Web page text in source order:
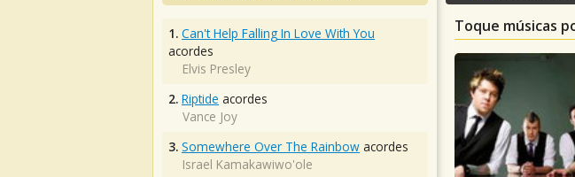
Toque músicas
1. Can't Help Falling In Love With You
acordes
Elvis Presley
2. Riptide acordes
Vance Joy
3. Somewhere Over The Rainbow acordes
Israel Kamakawiwo'ole